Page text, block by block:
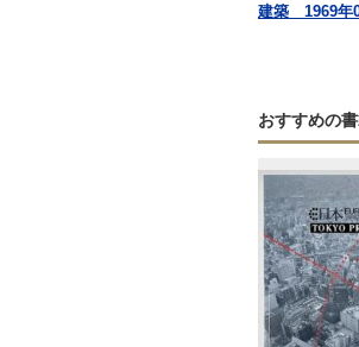
建築 1969年
おすすめの